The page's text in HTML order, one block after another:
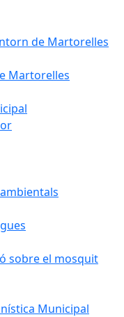
de Martorelles
Martorelles
sobre el mosquit
Municipal